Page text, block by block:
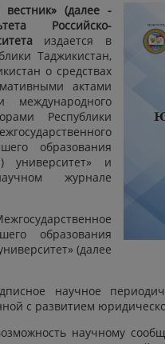
(далее -
Российско-
издается в
Таджикистан,
о средствах
актами
международного
Республики
образования
университет» и
журнале
образования
(далее
научное
с развитием
научному